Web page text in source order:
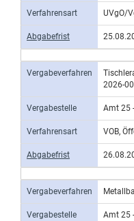
Verfahrensart UVgO/
Abgabefrist
Vergabeverfahren
2026-
Vergabestelle Amt 25
Verfahrensart VOB,
Abgabefrist
Vergabeverfahren
Vergabestelle Amt 25